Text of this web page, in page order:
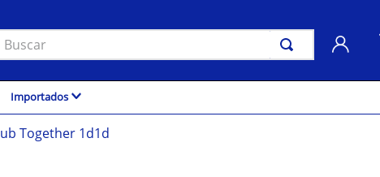
Importados
Together 1d1d